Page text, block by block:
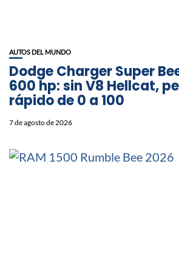
AUTOS DEL MUNDO
Dodge Charger Super
600 hp: sin V8 Hellcat,
rápido de 0 a 100
7 de agosto de 2026